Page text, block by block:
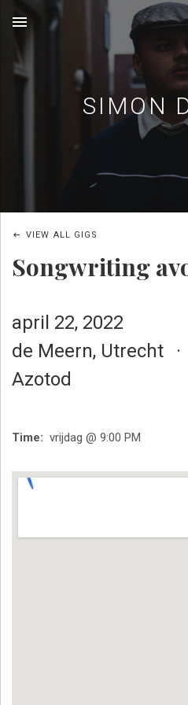
SIMON
MENU
Songwriting
april 22, 2022
de Meern, Utrecht
Azotod
VIEW ALL GIGS
Time vrijdag @ 9:00 PM
Venue Details